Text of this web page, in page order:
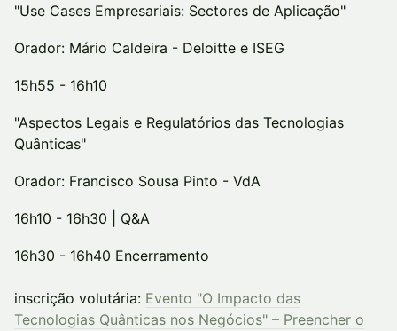
"Use Cases Empresariais: Sectores de Aplicação"
Orador: Mário Caldeira - Deloitte e ISEG
15h55 - 16h10
"Aspectos Legais e Regulatórios das Tecnologias
Quânticas"
Orador: Francisco Sousa Pinto - VdA
16h10 - 16h30 | Q&A
16h30 - 16h40 Encerramento
inscrição volutária: Evento "O Impacto das
Tecnologias Quânticas nos Negócios" – Preencher o